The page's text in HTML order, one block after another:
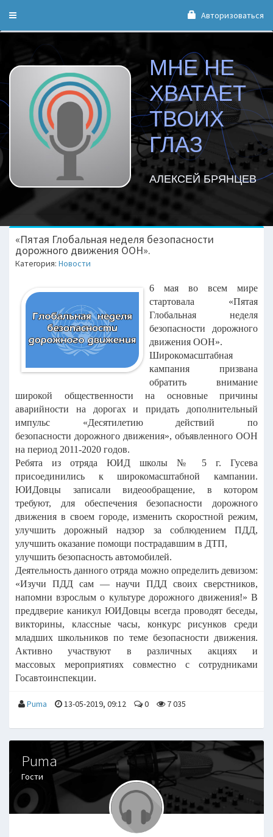
Toggle
Авторизоваться
МНЕ НЕ
ХВАТАЕТ
ТВОИХ
ГЛАЗ
АЛЕКСЕЙ БРЯНЦЕВ
«Пятая Глобальная неделя безопасности
дорожного движения ООН».
Категория: Новости
6 мая во всем мире
стартовала «Пятая
Глобальная неделя
безопасности дорожного
движения ООН».
Широкомасштабная
кампания призвана
обратить внимание
широкой общественности на основные причины
аварийности на дорогах и придать дополнительный
импульс «Десятилетию действий по
безопасности дорожного движения», объявленного ООН
на период 2011-2020 годов.
Ребята из отряда ЮИД школы № 5 г. Гусева
присоединились к широкомасштабной кампании.
ЮИДовцы записали видеообращение, в котором
требуют, для обеспечения безопасности дорожного
движения в своем городе, изменить скоростной режим,
улучшить дорожный надзор за соблюдением ПДД,
улучшить оказание помощи пострадавшим в ДТП,
улучшить безопасность автомобилей.
Деятельность данного отряда можно определить девизом:
«Изучи ПДД сам — научи ПДД своих сверстников,
напомни взрослым о культуре дорожного движения!» В
преддверие каникул ЮИДовцы всегда проводят беседы,
викторины, классные часы, конкурс рисунков среди
младших школьников по теме безопасности движения.
Активно участвуют в различных акциях и
массовых мероприятиях совместно с сотрудниками
Госавтоинспекции.
Puma 13-05-2019, 09:12 0 7 035
Puma
Гости